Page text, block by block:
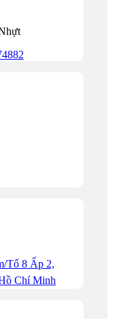
Tổ 8 Ấp 2,
Chí Minh